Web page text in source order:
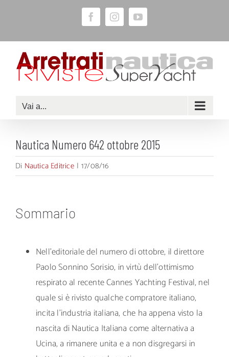
contenuto
FacebookInstagramYouTube
Vai a...
Nautica Numero 642 ottobre 2015
Di Nautica Editrice | 17/08/16
Sommario
Nell’editoriale del numero di ottobre, il direttore
Paolo Sonnino Sorisio, in virtù dell’ottimismo
respirato al recente Cannes Yachting Festival, nel
quale si è rivisto qualche compratore italiano,
incita l’industria italiana, che ha appena visto la
nascita di Nautica Italiana come alternativa a
Ucina, a rimanere unita e a non disgregarsi in